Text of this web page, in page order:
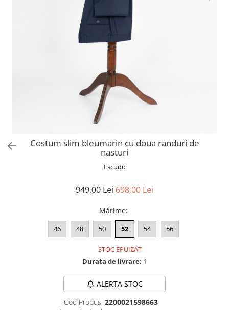
Costum slim bleumarin cu doua randuri de
nasturi
Escudo
949,00 Lei 698,00 Lei
Mărime:
46 48 50 52 54 56
STOC EPUIZAT
Durata de livrare: 1
ALERTA STOC
Cod Produs: 2200021598663